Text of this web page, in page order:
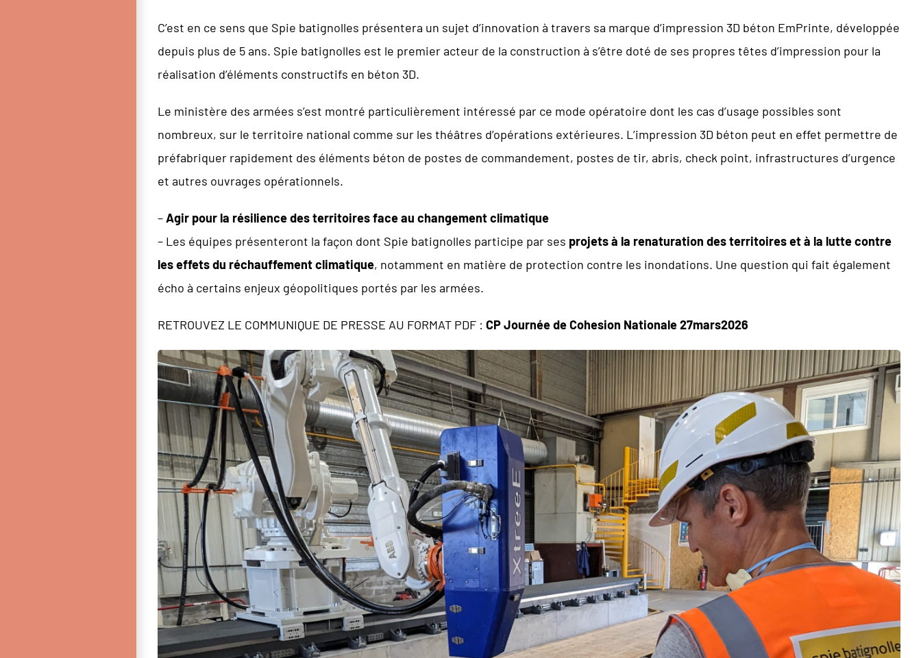
C’est en ce sens que Spie batignolles présentera un sujet d’innovation à travers sa marque d’impression 3D béton EmPrinte, développée
depuis plus de 5 ans. Spie batignolles est le premier acteur de la construction à s’être doté de ses propres têtes d’impression pour la
réalisation d’éléments constructifs en béton 3D.
Le ministère des armées s’est montré particulièrement intéressé par ce mode opératoire dont les cas d’usage possibles sont
nombreux, sur le territoire national comme sur les théâtres d’opérations extérieures. L’impression 3D béton peut en effet permettre de
préfabriquer rapidement des éléments béton de postes de commandement, postes de tir, abris, check point, infrastructures d’urgence
et autres ouvrages opérationnels.
–Agir pour la résilience des territoires face au changement climatique
– Les équipes présenteront la façon dont Spie batignolles participe par ses projets à la renaturation des territoires et à la lutte contre
les effets du réchauffement climatique, notamment en matière de protection contre les inondations. Une question qui fait également
écho à certains enjeux géopolitiques portés par les armées.
RETROUVEZ LE COMMUNIQUE DE PRESSE AU FORMAT PDF : CP Journée de Cohesion Nationale 27mars2026